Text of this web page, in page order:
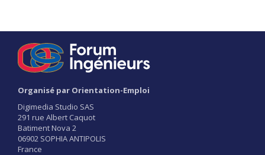
Organisé par Orientation-Emploi
Digimedia Studio SAS
291 rue Albert Caquot
Batiment Nova 2
06902 SOPHIA ANTIPOLIS
France